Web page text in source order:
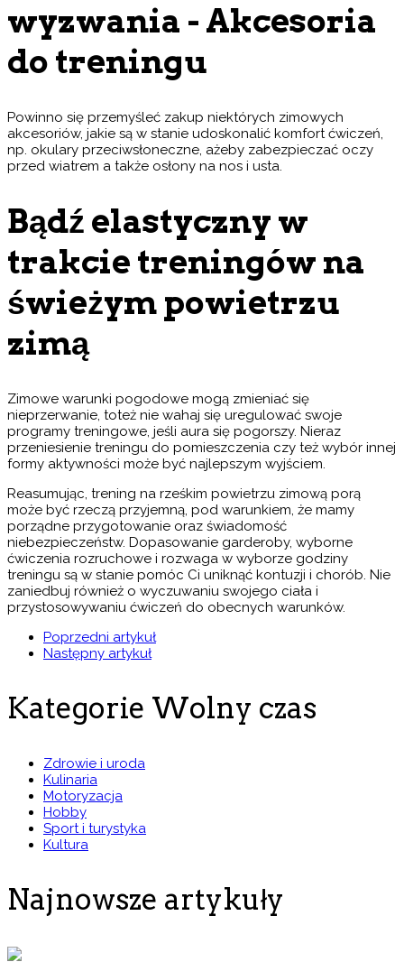
wyzwania - Akcesoria
do treningu
Powinno się przemyśleć zakup niektórych zimowych
akcesoriów, jakie są w stanie udoskonalić komfort ćwiczeń,
np. okulary przeciwsłoneczne, ażeby zabezpieczać oczy
przed wiatrem a także osłony na nos i usta.
Bądź elastyczny w
trakcie treningów na
świeżym powietrzu
zimą
Zimowe warunki pogodowe mogą zmieniać się
nieprzerwanie, toteż nie wahaj się uregulować swoje
programy treningowe, jeśli aura się pogorszy. Nieraz
przeniesienie treningu do pomieszczenia czy też wybór innej
formy aktywności może być najlepszym wyjściem.
Reasumując, trening na rześkim powietrzu zimową porą
może być rzeczą przyjemną, pod warunkiem, że mamy
porządne przygotowanie oraz świadomość
niebezpieczeństw. Dopasowanie garderoby, wyborne
ćwiczenia rozruchowe i rozwaga w wyborze godziny
treningu są w stanie pomóc Ci uniknąć kontuzji i chorób. Nie
zaniedbuj również o wyczuwaniu swojego ciała i
przystosowywaniu ćwiczeń do obecnych warunków.
Poprzedni artykuł
Następny artykuł
Kategorie Wolny czas
Zdrowie i uroda
Kulinaria
Motoryzacja
Hobby
Sport i turystyka
Kultura
Najnowsze artykuły